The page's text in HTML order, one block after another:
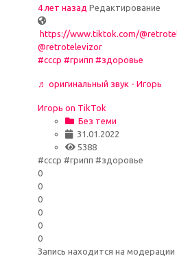
4 лет назад Редактирование
https://www.tiktok.com/
@retrotelevizor
#ссср #грипп #здоровье
♬ оригинальный звук - Игорь
Игорь on TikTok
Без теми
31.01.2022
5388
#ссср #грипп #здоровье
0
0
0
0
0
0
Запись находится на модерации